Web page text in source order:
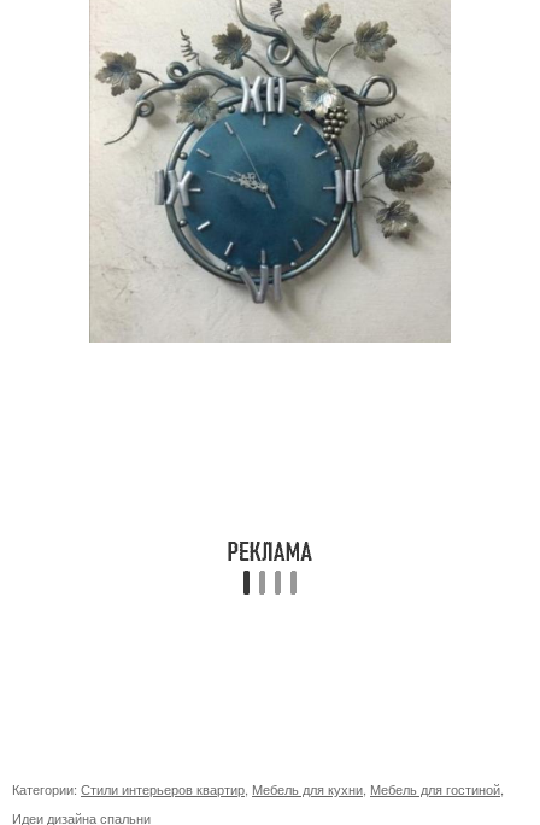
Категории: Стили интерьеров квартир Мебель для кухни Мебель для гостиной
Идеи дизайна спальни